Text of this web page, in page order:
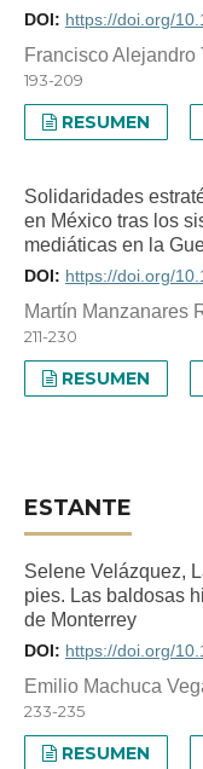
DOI: https://doi.org/
Francisco Alejandro
193-209
RESUMEN
Solidaridades
en México tras los
mediáticas en la
DOI: https://doi.org/
Martín Manzanares
211-230
RESUMEN
ESTANTE
Selene Velázquez,
pies. Las baldosas
de Monterrey
DOI: https://doi.org/
Emilio Machuca
233-235
RESUMEN